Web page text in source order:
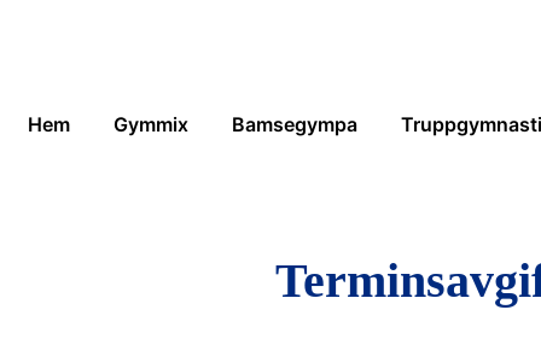
Hem Gymmix Bamsegympa